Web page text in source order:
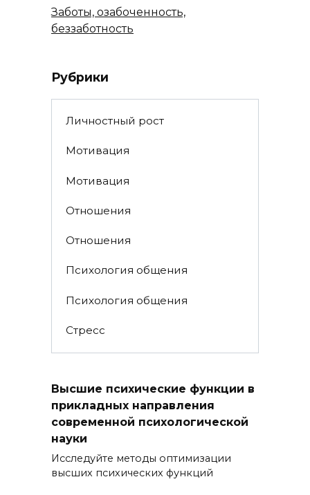
Заботы, озабоченность,
беззаботность
Рубрики
Личностный рост
Мотивация
Мотивация
Отношения
Отношения
Психология общения
Психология общения
Стресс
Высшие психические функции в
прикладных направления
современной психологической
науки
Исследуйте методы оптимизации
высших психических функций